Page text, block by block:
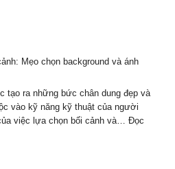
Mẹo chọn background và ánh
tạo ra những bức chân dung đẹp và
vào kỹ năng kỹ thuật của người
việc lựa chọn bối cảnh và… Đọc